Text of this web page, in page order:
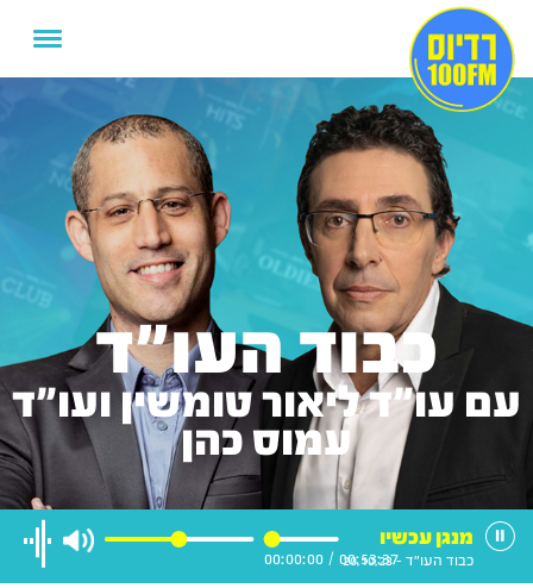
כבוד העו"ד
עם עו"ד ליאור טומשין ועו"ד
עמוס כהן
00:53:37
/
00:00:00
מנגן עכשיו
כבוד העו"ד - 20.10.23